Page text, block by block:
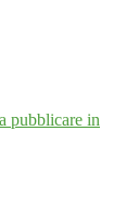
pubblicare in